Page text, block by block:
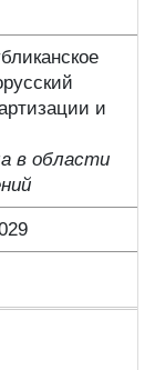
и
в области